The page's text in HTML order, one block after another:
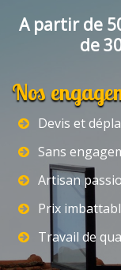
A partir de
de
Nos
Devis et
Sans
Artisan
Prix
Travail de